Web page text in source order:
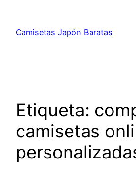
contenido
Camisetas Japón Baratas
Etiqueta:
camisetas